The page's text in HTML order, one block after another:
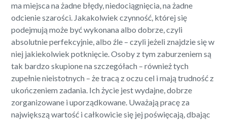
ma miejsca na żadne błędy, niedociągnięcia, na żadne
odcienie szarości. Jakakolwiek czynność, której się
podejmują może być wykonana albo dobrze, czyli
absolutnie perfekcyjnie, albo źle – czyli jeżeli znajdzie się w
niej jakiekolwiek potknięcie. Osoby z tym zaburzeniem są
tak bardzo skupione na szczegółach – również tych
zupełnie nieistotnych – że tracą z oczu cel i mają trudność z
ukończeniem zadania. Ich życie jest wydajne, dobrze
zorganizowane i uporządkowane. Uważają pracę za
największą wartość i całkowicie się jej poświęcają, dbając